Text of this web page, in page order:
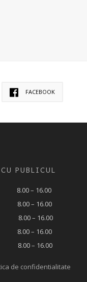
FACEBOOK
PUBLICUL
– 16.00
– 16.00
8.00 – 16.00
– 16.00
– 16.00
de confidentialitate